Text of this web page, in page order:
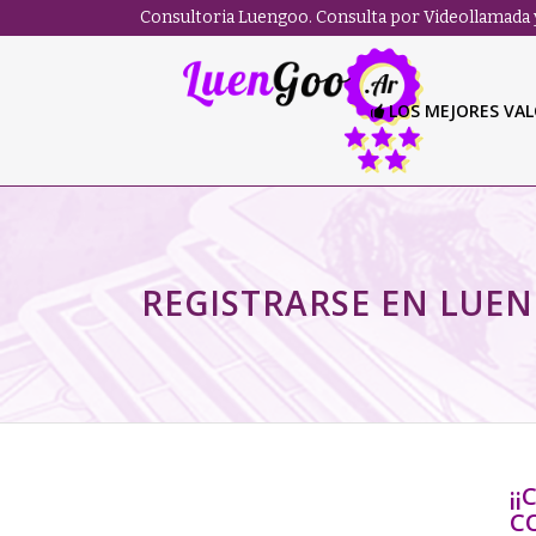
Consultoria Luengoo. Consulta por Videollamada
LOS MEJORES
REGISTRARSE EN